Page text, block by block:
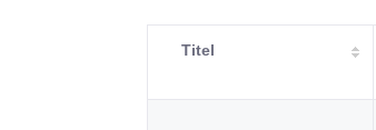
Titel